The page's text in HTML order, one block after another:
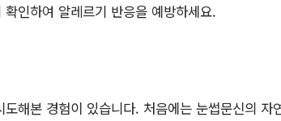
인하여 알레르기 반응을 예방하세요.
해본 경험이 있습니다. 처음에는 눈썹문신의 자